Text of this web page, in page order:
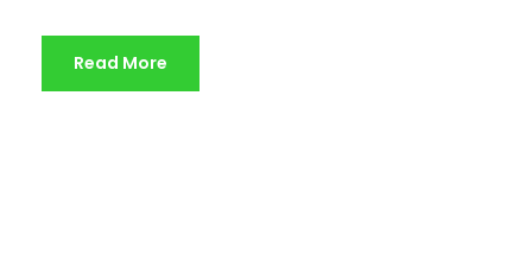
Read More